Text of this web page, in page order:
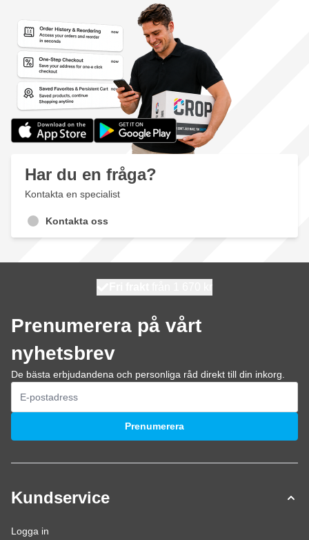
Har du en fråga?
Kontakta en specialist
Kontakta oss
Prenumerera på vårt
nyhetsbrev
De bästa erbjudandena och personliga råd direkt till din inkorg.
E-postadress
Prenumerera
Kundservice
Logga in